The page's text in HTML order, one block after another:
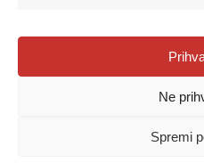
Ne
Spremi
Agencija za odgoj i
Donje Svetice 38, 10000
1778129
Prenošenje sadržaja